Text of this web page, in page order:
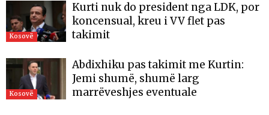
Kosovë
Kurti nuk do president nga LDK, por
koncensual, kreu i VV flet pas
takimit
Kosovë
Abdixhiku pas takimit me Kurtin:
Jemi shumë, shumë larg
marrëveshjes eventuale